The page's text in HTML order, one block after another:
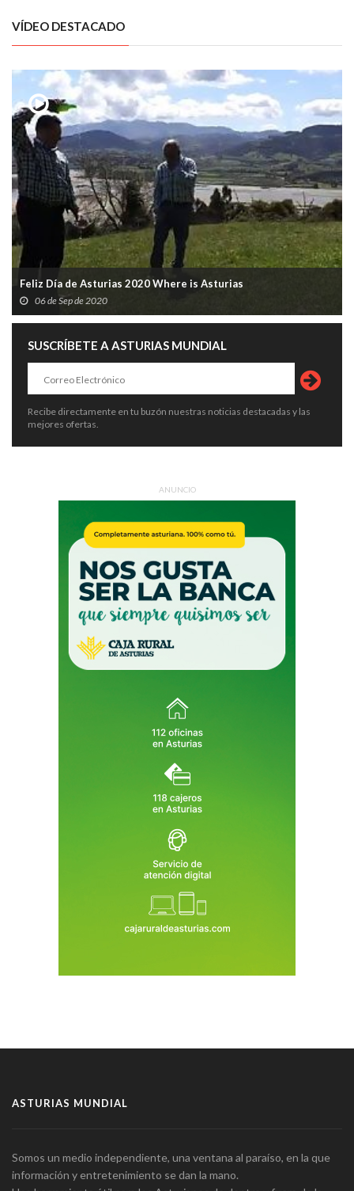
VÍDEO DESTACADO
Feliz Día de Asturias 2020 Where is Asturias
06 de Sep de 2020
SUSCRÍBETE A ASTURIAS MUNDIAL
Recibe directamente en tu buzón nuestras noticias destacadas y las
mejores ofertas.
ANUNCIO
ASTURIAS MUNDIAL
Somos un medio independiente, una ventana al paraíso, en la que
información y entretenimiento se dan la mano.